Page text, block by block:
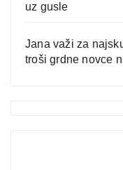
uz gusle
Jana važi za
troši grdne novce